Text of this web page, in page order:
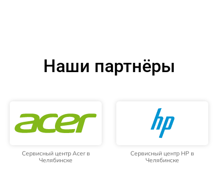
Наши партнёры
Сервисный центр Acer в
Челябинске
Сервисный центр HP в
Челябинске